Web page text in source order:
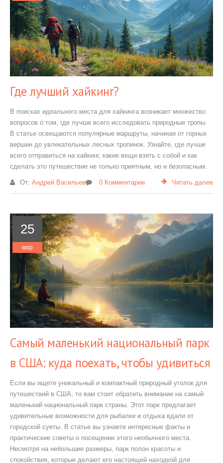
Где лучший хайкинг?
В поисках идеального места для хайкинга возникает множество
вопросов о том, где лучше всего исследовать природные тропы.
В статье освещаются популярные маршруты, начиная от горных
вершин до увлекательных лесных тропинок. Узнайте, где лучше
всего отправиться на хайкинг, какие вещи взять с собой и как
сделать это путешествие не только приятным, но и безопасным.
От: Андрей Васильев 0 Комментарии Читать далее
25
мар
Самый маленький национальный парк
в США: куда поехать, чтобы удивиться
Если вы ищете уникальный и компактный природный уголок для
путешествий в США, то вам стоит обратить внимание на самый
маленький национальный парк страны. Этот парк предлагает
удивительные возможности для рыбалки и отдыха вдали от
городской суеты. В статье вы узнаете интересные факты и
практические советы о посещении этого необычного места.
Несмотря на небольшие размеры, парк полон красоты и
спокойствия, которые делают его настоящей находкой для